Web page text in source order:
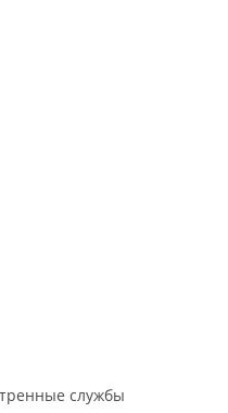
службы